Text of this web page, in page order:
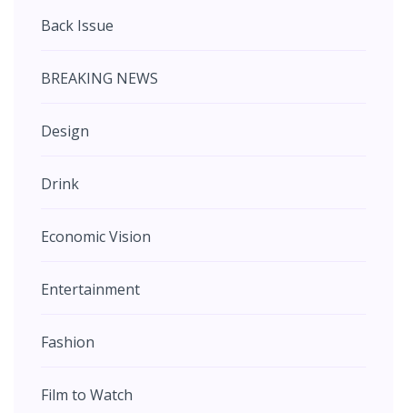
Back Issue
BREAKING NEWS
Design
Drink
Economic Vision
Entertainment
Fashion
Film to Watch